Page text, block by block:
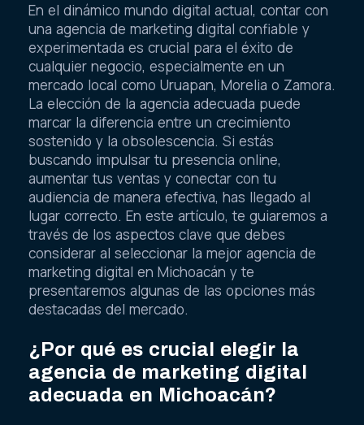
En el dinámico mundo digital actual, contar con
una agencia de marketing digital confiable y
experimentada es crucial para el éxito de
cualquier negocio, especialmente en un
mercado local como Uruapan, Morelia o Zamora.
La elección de la agencia adecuada puede
marcar la diferencia entre un crecimiento
sostenido y la obsolescencia. Si estás
buscando impulsar tu presencia online,
aumentar tus ventas y conectar con tu
audiencia de manera efectiva, has llegado al
lugar correcto. En este artículo, te guiaremos a
través de los aspectos clave que debes
considerar al seleccionar la mejor agencia de
marketing digital en Michoacán y te
presentaremos algunas de las opciones más
destacadas del mercado.
¿Por qué es crucial elegir la
agencia de marketing digital
adecuada en Michoacán?